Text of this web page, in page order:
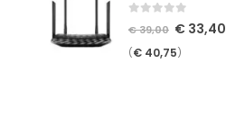
€39,00 € 33,40
(€ 40,75)